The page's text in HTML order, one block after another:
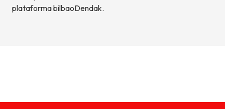
plataforma bilbaoDendak.